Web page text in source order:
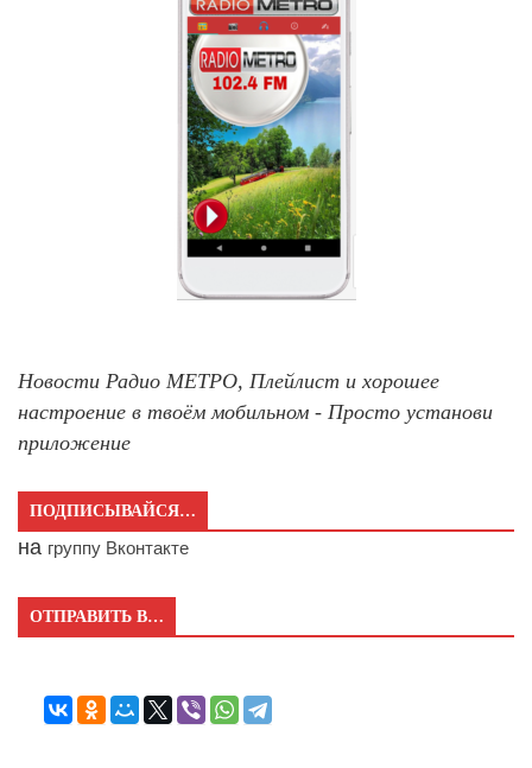
Новости Радио МЕТРО, Плейлист и хорошее
настроение в твоём мобильном - Просто установи
приложение
ПОДПИСЫВАЙСЯ…
на группу Вконтакте
ОТПРАВИТЬ В…